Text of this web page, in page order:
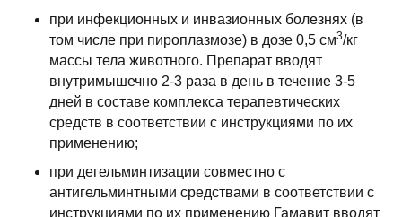
при инфекционных и инвазионных болезнях (в
том числе при пироплазмозе) в дозе 0,5 см3/кг
массы тела животного. Препарат вводят
внутримышечно 2-3 раза в день в течение 3-5
дней в составе комплекса терапевтических
средств в соответствии с инструкциями по их
применению;
при дегельминтизации совместно с
антигельминтными средствами в соответствии с
инструкциями по их применению Гамавит вводят